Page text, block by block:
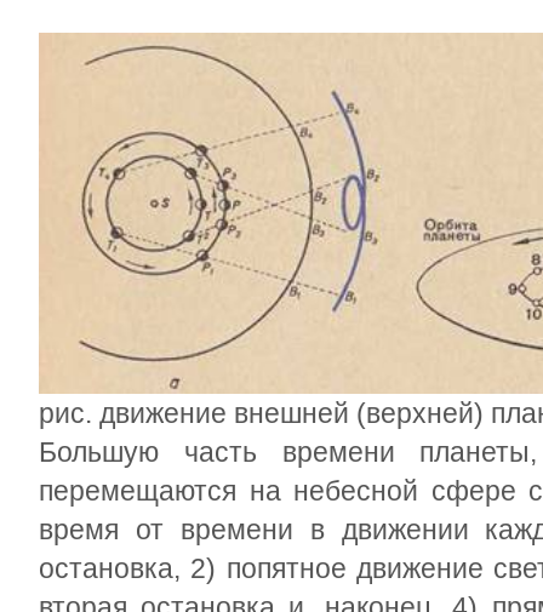
рис. движение внешней (верхней)
Большую часть времени
перемещаются на небесной сфере
время от времени в движении
остановка, 2) попятное движение